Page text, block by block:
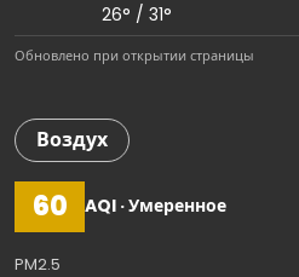
26° / 31°
Обновлено при открытии страницы
Воздух
60 AQI · Умеренное
PM2.5